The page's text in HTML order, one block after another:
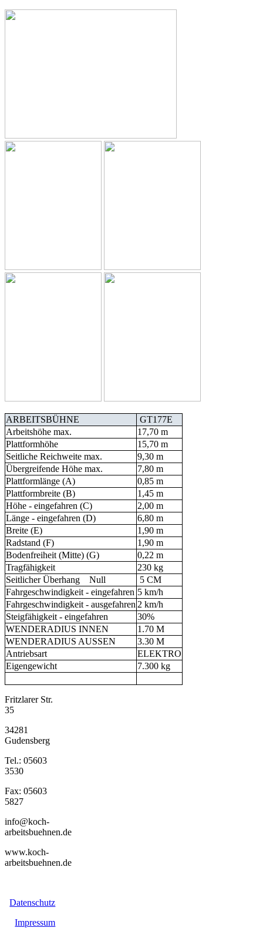
ARBEITSBÜHNE
GT177E
Arbeitshöhe max.
17,70 m
Plattformhöhe
15,70 m
Seitliche Reichweite max.
9,30 m
Übergreifende Höhe max.
7,80 m
Plattformlänge (A)
0,85 m
Plattformbreite (B)
1,45 m
Höhe - eingefahren (C)
2,00 m
Länge - eingefahren (D)
6,80 m
Breite (E)
1,90 m
Radstand (F)
1,90 m
Bodenfreiheit (Mitte) (G)
0,22 m
Tragfähigkeit
230 kg
Seitlicher Überhang Null
5 CM
Fahrgeschwindigkeit - eingefahren 5 km/h
Fahrgeschwindigkeit - ausgefahren 2 km/h
Steigfähigkeit - eingefahren
30%
WENDERADIUS INNEN
1.70 M
WENDERADIUS AUSSEN
3.30 M
Antriebsart
ELEKTRO
Eigengewicht
7.300 kg
Fritzlarer Str.
35
34281
Gudensberg
Tel.: 05603
3530
Fax: 05603
5827
info@koch-
arbeitsbuehnen.de
www.koch-
arbeitsbuehnen.de
Datenschutz
Impressum